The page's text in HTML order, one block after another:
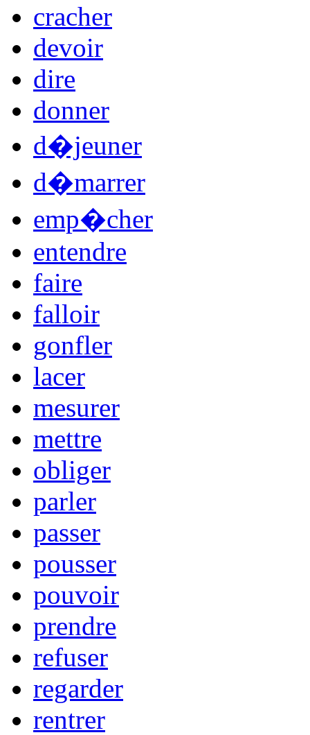
cracher
devoir
dire
donner
d�jeuner
d�marrer
emp�cher
entendre
faire
falloir
gonfler
lacer
mesurer
mettre
obliger
parler
passer
pousser
pouvoir
prendre
refuser
regarder
rentrer